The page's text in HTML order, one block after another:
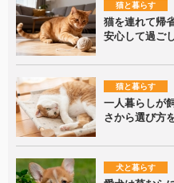
猫と暮らす
猫を連れて帰
安心して過ご
猫と暮らす
一人暮らしが
さから選び方
犬と暮らす